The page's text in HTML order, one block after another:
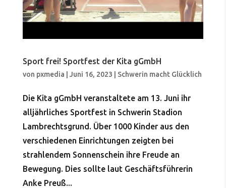
Sport frei! Sportfest der Kita gGmbH
von pxmedia Juni 16, 2023 Schwerin macht Glücklich
Die Kita gGmbH veranstaltete am 13. Juni ihr
alljährliches Sportfest in Schwerin Stadion
Lambrechtsgrund. Über 1000 Kinder aus den
verschiedenen Einrichtungen zeigten bei
strahlendem Sonnenschein ihre Freude an
Bewegung. Dies sollte laut Geschäftsführerin
Anke Preuß...